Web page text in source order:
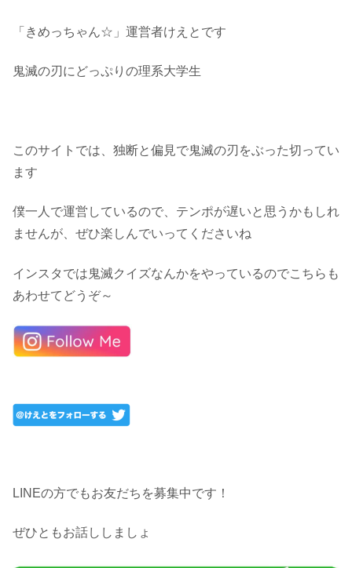
「きめっちゃん☆」運営者けえとです
鬼滅の刃にどっぷりの理系大学生
このサイトでは、独断と偏見で鬼滅の刃をぶった切ってい
ます
僕一人で運営しているので、テンポが遅いと思うかもしれ
ませんが、ぜひ楽しんでいってくださいね
インスタでは鬼滅クイズなんかをやっているのでこちらも
あわせてどうぞ～
LINEの方でもお友だちを募集中です！
ぜひともお話ししましょ